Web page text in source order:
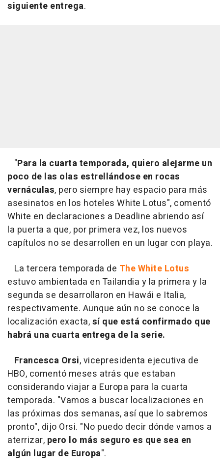
siguiente entrega.
"Para la cuarta temporada, quiero alejarme un
poco de las olas estrellándose en rocas
vernáculas, pero siempre hay espacio para más
asesinatos en los hoteles White Lotus", comentó
White en declaraciones a Deadline abriendo así
la puerta a que, por primera vez, los nuevos
capítulos no se desarrollen en un lugar con playa.
La tercera temporada de The White Lotus
estuvo ambientada en Tailandia y la primera y la
segunda se desarrollaron en Hawái e Italia,
respectivamente. Aunque aún no se conoce la
localización exacta,sí que está confirmado que
habrá una cuarta entrega de la serie.
Francesca Orsi, vicepresidenta ejecutiva de
HBO, comentó meses atrás que estaban
considerando viajar a Europa para la cuarta
temporada. "Vamos a buscar localizaciones en
las próximas dos semanas, así que lo sabremos
pronto", dijo Orsi. "No puedo decir dónde vamos a
aterrizar, pero lo más seguro es que sea en
algún lugar de Europa".